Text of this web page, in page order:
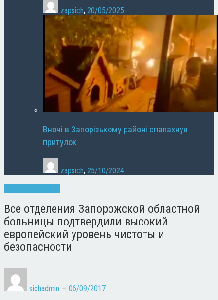
zapsich, 20/05/2025
Вночі в Запорізькому районі спалахнув
притулок
zapsich, 25/10/2024
Все отделения Запорожской областной
больницы подтвердили высокий
европейский уровень чистоты и
безопасности
sichadmin — 06/09/2017